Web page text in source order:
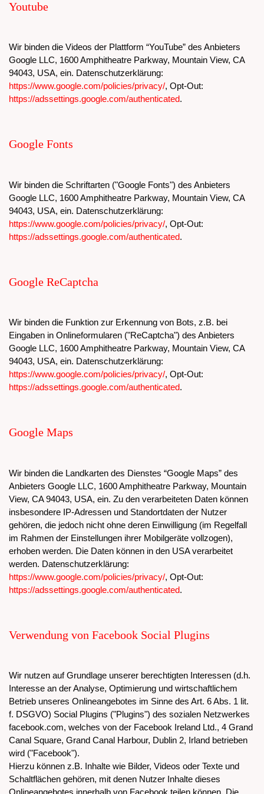
Youtube
Wir binden die Videos der Plattform “YouTube” des Anbieters
Google LLC, 1600 Amphitheatre Parkway, Mountain View, CA
94043, USA, ein. Datenschutzerklärung:
https://www.google.com/policies/privacy/, Opt-Out:
https://adssettings.google.com/authenticated.
Google Fonts
Wir binden die Schriftarten ("Google Fonts") des Anbieters
Google LLC, 1600 Amphitheatre Parkway, Mountain View, CA
94043, USA, ein. Datenschutzerklärung:
https://www.google.com/policies/privacy/, Opt-Out:
https://adssettings.google.com/authenticated.
Google ReCaptcha
Wir binden die Funktion zur Erkennung von Bots, z.B. bei
Eingaben in Onlineformularen ("ReCaptcha") des Anbieters
Google LLC, 1600 Amphitheatre Parkway, Mountain View, CA
94043, USA, ein. Datenschutzerklärung:
https://www.google.com/policies/privacy/, Opt-Out:
https://adssettings.google.com/authenticated.
Google Maps
Wir binden die Landkarten des Dienstes “Google Maps” des
Anbieters Google LLC, 1600 Amphitheatre Parkway, Mountain
View, CA 94043, USA, ein. Zu den verarbeiteten Daten können
insbesondere IP-Adressen und Standortdaten der Nutzer
gehören, die jedoch nicht ohne deren Einwilligung (im Regelfall
im Rahmen der Einstellungen ihrer Mobilgeräte vollzogen),
erhoben werden. Die Daten können in den USA verarbeitet
werden. Datenschutzerklärung:
https://www.google.com/policies/privacy/, Opt-Out:
https://adssettings.google.com/authenticated.
Verwendung von Facebook Social Plugins
Wir nutzen auf Grundlage unserer berechtigten Interessen (d.h.
Interesse an der Analyse, Optimierung und wirtschaftlichem
Betrieb unseres Onlineangebotes im Sinne des Art. 6 Abs. 1 lit.
f. DSGVO) Social Plugins ("Plugins") des sozialen Netzwerkes
facebook.com, welches von der Facebook Ireland Ltd., 4 Grand
Canal Square, Grand Canal Harbour, Dublin 2, Irland betrieben
wird ("Facebook").
Hierzu können z.B. Inhalte wie Bilder, Videos oder Texte und
Schaltflächen gehören, mit denen Nutzer Inhalte dieses